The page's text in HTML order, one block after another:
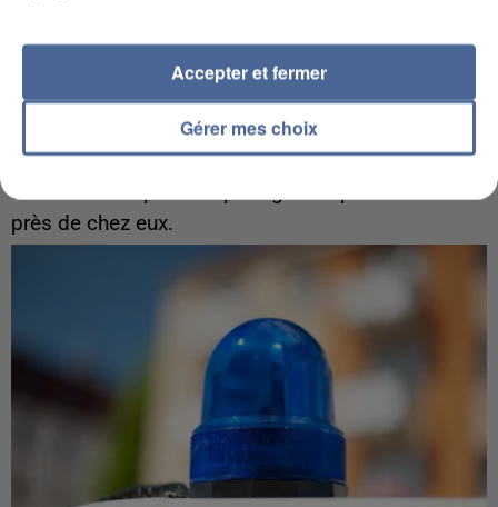
4 août 2026
Le gouvernement et l’Ademe publient une carte
interactive des lieux...
Les habitants peuvent partager les points frais
près de chez eux.
Gérer mes choix
Accepter et fermer